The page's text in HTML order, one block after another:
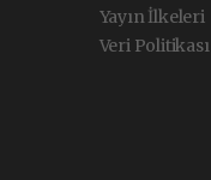
Yayın İlkeleri
Veri Politikası